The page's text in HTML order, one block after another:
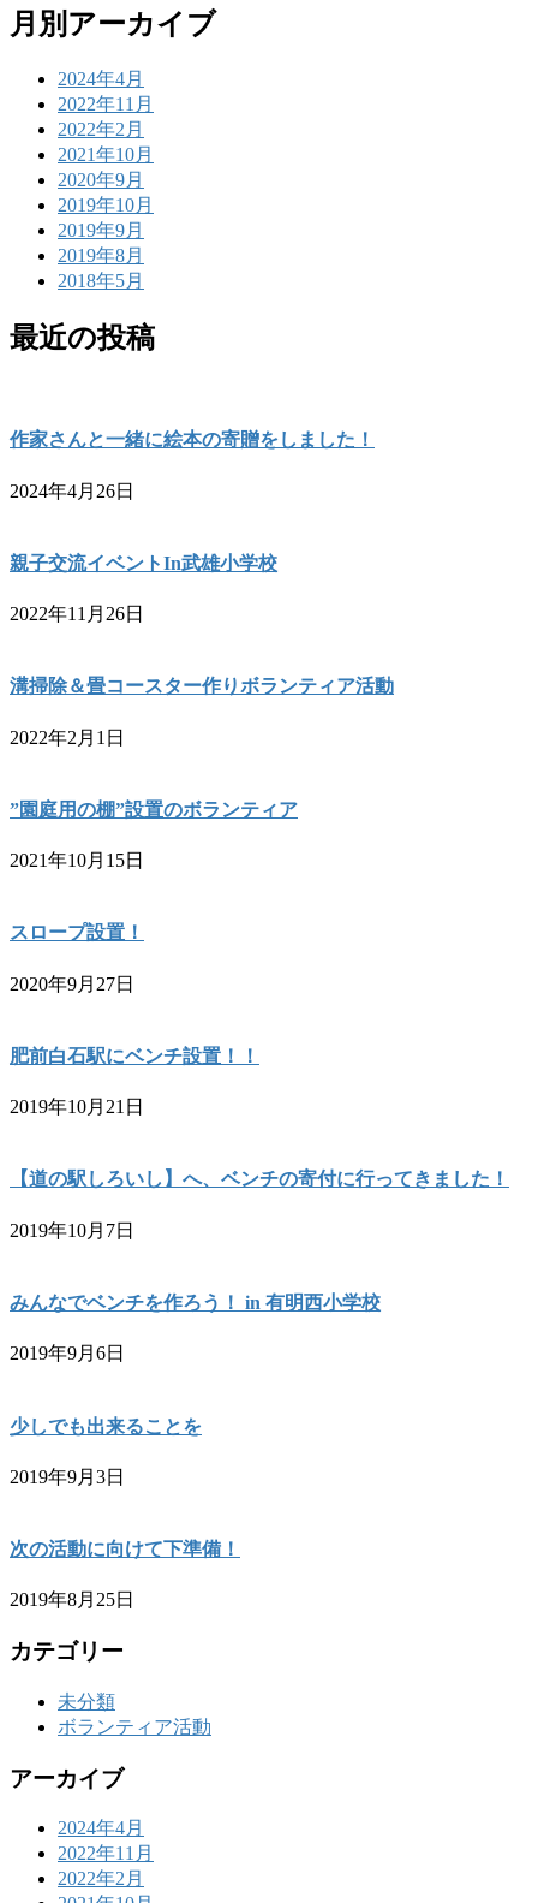
月別アーカイブ
2024年4月
2022年11月
2022年2月
2021年10月
2020年9月
2019年10月
2019年9月
2019年8月
2018年5月
最近の投稿
作家さんと一緒に絵本の寄贈をしました！
2024年4月26日
親子交流イベントIn武雄小学校
2022年11月26日
溝掃除＆畳コースター作りボランティア活動
2022年2月1日
”園庭用の棚”設置のボランティア
2021年10月15日
スロープ設置！
2020年9月27日
肥前白石駅にベンチ設置！！
2019年10月21日
【道の駅しろいし】へ、ベンチの寄付に行ってきました！
2019年10月7日
みんなでベンチを作ろう！ in 有明西小学校
2019年9月6日
少しでも出来ることを
2019年9月3日
次の活動に向けて下準備！
2019年8月25日
カテゴリー
未分類
ボランティア活動
アーカイブ
2024年4月
2022年11月
2022年2月